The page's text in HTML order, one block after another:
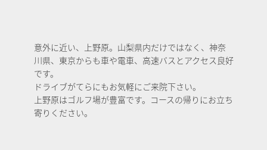
意外に近い、上野原。山梨県内だけではなく、神奈
川県、東京からも車や電車、高速バスとアクセス良好
です。
ドライブがてらにもお気軽にご来院下さい。
上野原はゴルフ場が豊富です。コースの帰りにお立ち
寄りください。